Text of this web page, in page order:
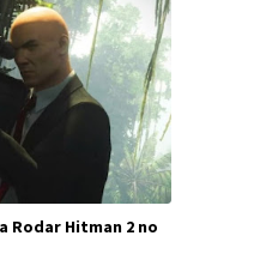
Rodar Hitman 2 no